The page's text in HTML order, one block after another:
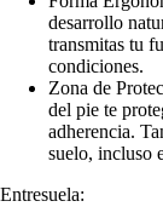
desarrollo
transmitas tu
condiciones.
Zona de
del pie te
adherencia.
suelo, incluso
Entresuela: